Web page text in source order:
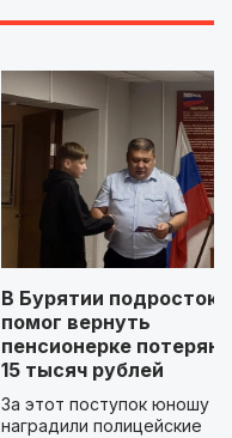
В Бурятии подросток
помог вернуть
пенсионерке
15 тысяч рублей
За этот поступок юношу
наградили полицейские